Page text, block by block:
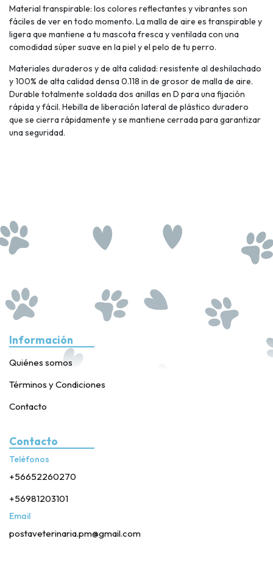
Material transpirable: los colores reflectantes y vibrantes son
fáciles de ver en todo momento. La malla de aire es transpirable y
ligera que mantiene a tu mascota fresca y ventilada con una
comodidad súper suave en la piel y el pelo de tu perro.
Materiales duraderos y de alta calidad: resistente al deshilachado
y 100% de alta calidad densa 0.118 in de grosor de malla de aire.
Durable totalmente soldada dos anillas en D para una fijación
rápida y fácil. Hebilla de liberación lateral de plástico duradero
que se cierra rápidamente y se mantiene cerrada para garantizar
una seguridad.
Información
Quiénes somos
Términos y Condiciones
Contacto
Contacto
Teléfonos
+56652260270
+56981203101
Email
postaveterinaria.pm@gmail.com